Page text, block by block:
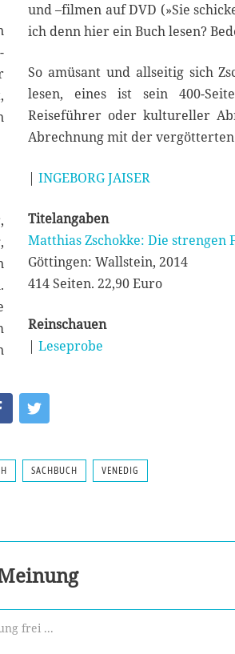
und –filmen auf DVD (»Sie
ich denn hier ein Buch lesen?
So amüsant und allseitig sich
lesen, eines ist sein 400-
Reiseführer oder kultureller
Abrechnung mit der vergötterten
| INGEBORG JAISER
Titelangaben
Matthias Zschokke: Die strengen
Göttingen: Wallstein, 2014
414 Seiten. 22,90 Euro
Reinschauen
| Leseprobe
SACHBUCH VENEDIG